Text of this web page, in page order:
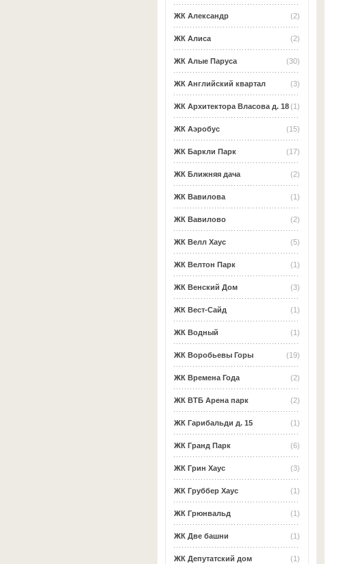
(2)
ЖК Александр
(2)
ЖК Алиса
(30)
ЖК Алые Паруса
(3)
ЖК Английский квартал
(1)
ЖК Архитектора Власова д. 18
(15)
ЖК Аэробус
(17)
ЖК Баркли Парк
(2)
ЖК Ближняя дача
(1)
ЖК Вавилова
(2)
ЖК Вавилово
(5)
ЖК Велл Хаус
(1)
ЖК Велтон Парк
(3)
ЖК Венский Дом
(1)
ЖК Вест-Сайд
(1)
ЖК Водный
(19)
ЖК Воробьевы Горы
(2)
ЖК Времена Года
(2)
ЖК ВТБ Арена парк
(1)
ЖК Гарибальди д. 15
(6)
ЖК Гранд Парк
(3)
ЖК Грин Хаус
(1)
ЖК Груббер Хаус
(1)
ЖК Грюнвальд
(1)
ЖК Две башни
(1)
ЖК Депутатский дом